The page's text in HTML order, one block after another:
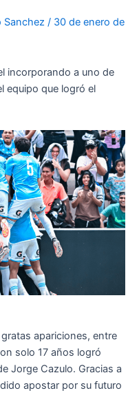
Sanchez / 30 de enero de
incorporando a uno de
equipo que logró el
apariciones, entre
solo 17 años logró
Jorge Cazulo. Gracias a
apostar por su futuro